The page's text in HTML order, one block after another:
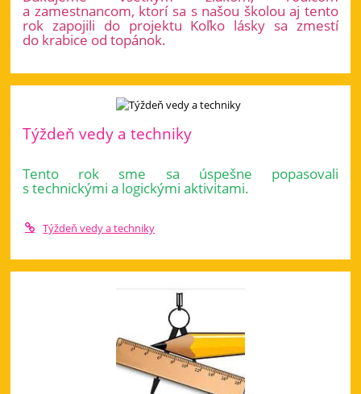
a zamestnancom, ktorí sa s našou školou aj tento
rok zapojili do projektu Koľko lásky sa zmestí
do krabice od topánok.
Týždeň vedy a techniky
Tento rok sme sa úspešne popasovali
s technickými a logickými aktivitami.
Týždeň vedy a techniky